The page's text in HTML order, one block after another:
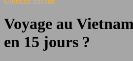
Voyage au
en 15 jours ?